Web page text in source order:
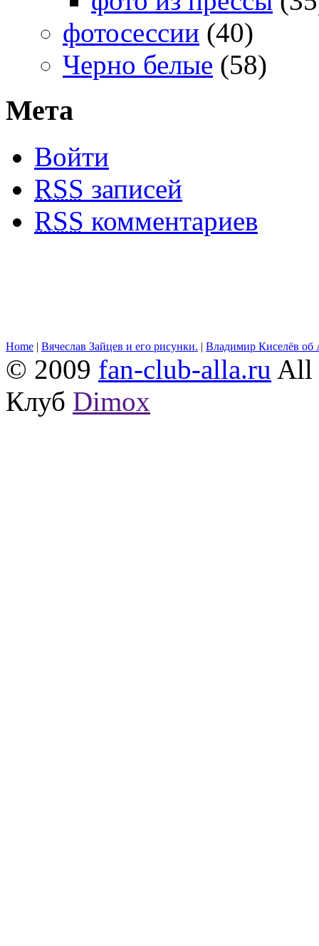
фотосессии (40)
Черно белые (58)
Мета
Войти
RSS записей
RSS комментариев
Home | Вячеслав Зайцев и его рисунки. | Владимир Киселёв об
© 2009 fan-club-alla.ru All
Клуб Dimox